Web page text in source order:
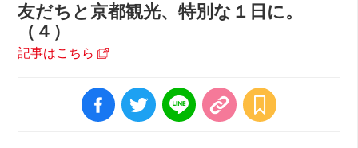
友だちと京都観光、特別な１日に。
（４）
記事はこちら